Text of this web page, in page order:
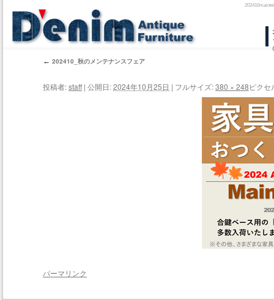
ン
ツ
へ
キ
プ
← 202410_秋のメンテナンスフェア
投稿者:staff | 公開日:2024年10月25日 | フルサイズ:380 × 248ピクセ
パーマリンク